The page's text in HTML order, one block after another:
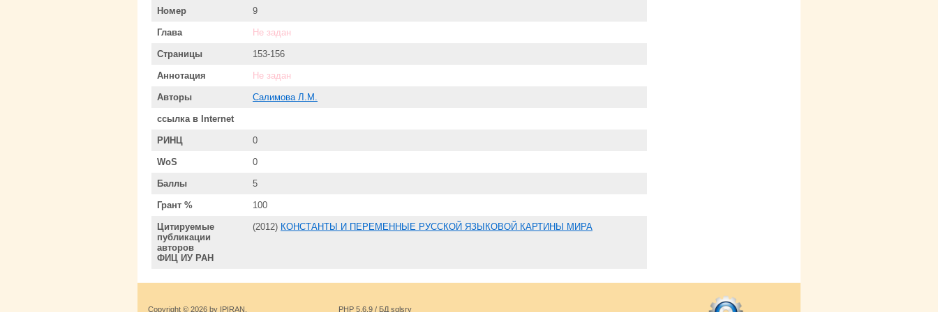
Номер 9
Глава Не задан
Страницы 153-156
Аннотация Не задан
Авторы Салимова Л.М.
ссылка в Internet
РИНЦ 0
WoS 0
Баллы 5
Грант % 100
Цитируемые
публикации
авторов
ФИЦ ИУ РАН
(2012) КОНСТАНТЫ И ПЕРЕМЕННЫЕ РУССКОЙ ЯЗЫКОВОЙ КАРТИНЫ МИРА
Copyright © 2026 by IPIRAN. PHP 5.6.9 / БД sqlsrv